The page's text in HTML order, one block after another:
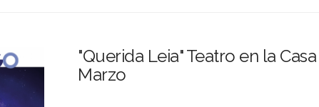
"Querida Leia" Teatro en la
Marzo